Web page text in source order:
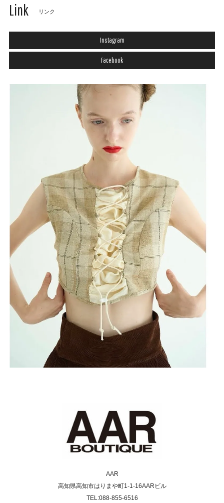
Link リンク
Instagram
Facebook
AAR
高知県高知市はりまや町1-1-16AARビル
TEL:088-855-6516